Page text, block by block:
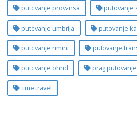
putovanje provansa putovanje
putovanje umbrija putovanje
putovanje rimini putovanje
putovanje ohrid prag putovanje
time travel